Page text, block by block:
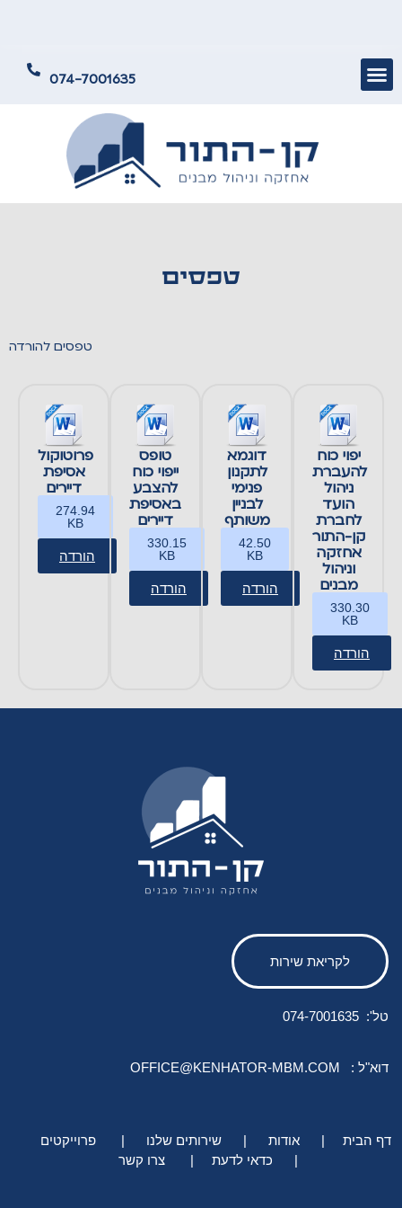
074-7001635
טפסים
טפסים להורדה
פרוטוקול
אסיפת
דיירים
274.94
KB
הורדה
טופס
ייפוי כוח
להצבע
באסיפת
דיירים
330.15
KB
הורדה
דוגמא
לתקנון
פנימי
לבניין
משותף
42.50
KB
הורדה
יפוי כוח
להעברת
ניהול
הועד
לחברת
קן-התור
אחזקה
וניהול
מבנים
330.30
KB
הורדה
לקריאת שירות
074-7001635 :'טל
OFFICE@KENHATOR-MBM.COM : דוא"ל
דף הבית |אודות |שירותים שלנו |פרוייקטים
| כדאי לדעת | צרו קשר